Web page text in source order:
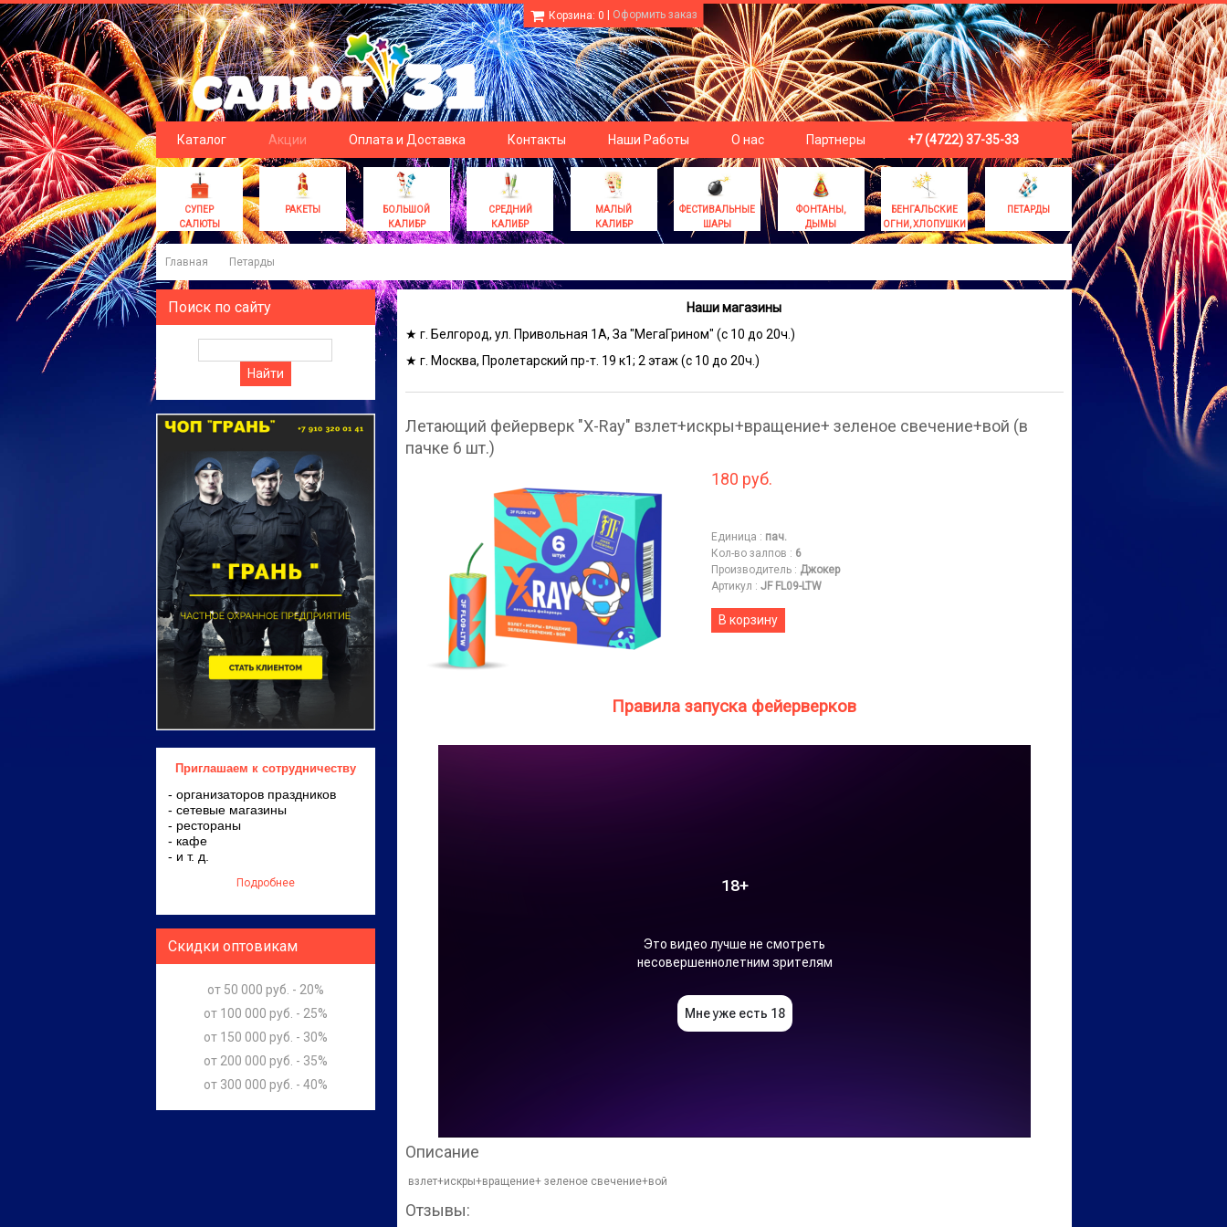
Корзина: 0 Оформить заказ
Каталог Акции Оплата и Доставка Контакты Наши Работы О нас Партнеры +7 (4722) 37-35-33
СУПЕР
САЛЮТЫ
РАКЕТЫ
БОЛЬШОЙ
КАЛИБР
СРЕДНИЙ
КАЛИБР
МАЛЫЙ
КАЛИБР
ФЕСТИВАЛЬНЫЕ
ШАРЫ
ФОНТАНЫ,
ДЫМЫ
БЕНГАЛЬСКИЕ
ОГНИ, ХЛОПУШКИ
ПЕТАРДЫ
Главная Петарды
Наши магазины
★ г. Белгород, ул. Привольная 1А, За "МегаГрином" (с 10 до 20ч.)
★ г. Москва, Пролетарский пр-т. 19 к1; 2 этаж (с 10 до 20ч.)
Летающий фейерверк "X-Ray" взлет+искры+вращение+ зеленое свечение+вой (в
пачке 6 шт.)
180 руб.
Единица : пач.
Кол-во залпов : 6
Производитель: Джокер
Артикул : JF FL09-LTW
В корзину
Правила запуска фейерверков
Описание
взлет+искры+вращение+ зеленое свечение+вой
Отзывы:
Поиск по сайту
Приглашаем к сотрудничеству
- организаторов праздников
- сетевые магазины
- рестораны
- кафе
- и т. д.
Подробнее
Скидки оптовикам
от 50 000 руб. - 20%
от 100 000 руб. - 25%
от 150 000 руб. - 30%
от 200 000 руб. - 35%
от 300 000 руб. - 40%